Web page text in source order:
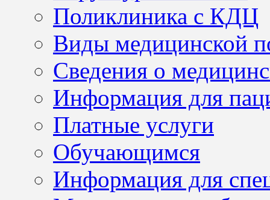
Поликлиника с КДЦ
Виды медицинской
Сведения о
Информация для
Платные услуги
Обучающимся
Информация для